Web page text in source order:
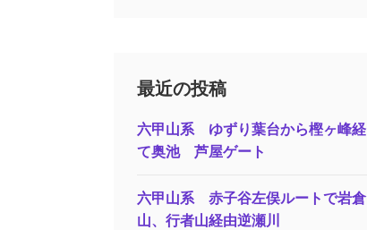
最近の投稿
六甲山系 ゆずり葉台から樫ヶ峰経
て奥池 芦屋ゲート
六甲山系 赤子谷左俣ルートで岩倉
山、行者山経由逆瀬川